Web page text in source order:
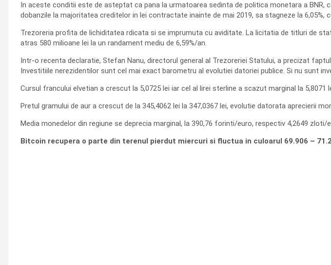
In aceste conditii este de asteptat ca pana la urmatoarea sedinta de politica monetara a BNR,
dobanzile la majoritatea creditelor in lei contractate inainte de mai 2019, sa stagneze la 6,05%,
Trezoreria profita de lichiditatea rdicata si se imprumuta cu aviditate. La licitatia de titluri de
atras 580 milioane lei la un randament mediu de 6,59%/an.
Intr-o recenta declaratie, Stefan Nanu, directorul general al Trezoreriei Statului, a precizat
Investitiile nerezidentilor sunt cel mai exact barometru al evolutiei datoriei publice. Si nu sunt
Cursul francului elvetian a crescut la 5,0725 lei iar cel al lirei sterline a scazut marginal la 5,8071
Pretul gramului de aur a crescut de la 345,4062 lei la 347,0367 lei, evolutie datorata aprecierii
Media monedelor din regiune se deprecia marginal, la 390,76 forinti/euro, respectiv 4,2649 zloti/
Bitcoin recupera o parte din terenul pierdut miercuri si fluctua in culoarul 69.906 –